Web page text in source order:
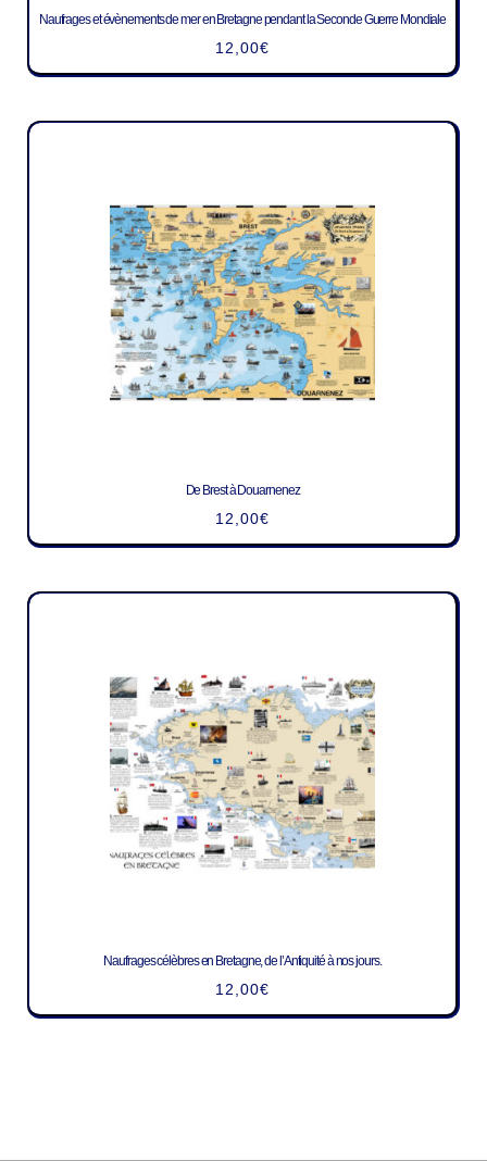
Naufrages et évènements de mer en Bretagne pendant la Seconde Guerre Mondiale
12,00€
De Brest à Douarnenez
12,00€
Naufrages célèbres en Bretagne, de l’Antiquité à nos jours.
12,00€